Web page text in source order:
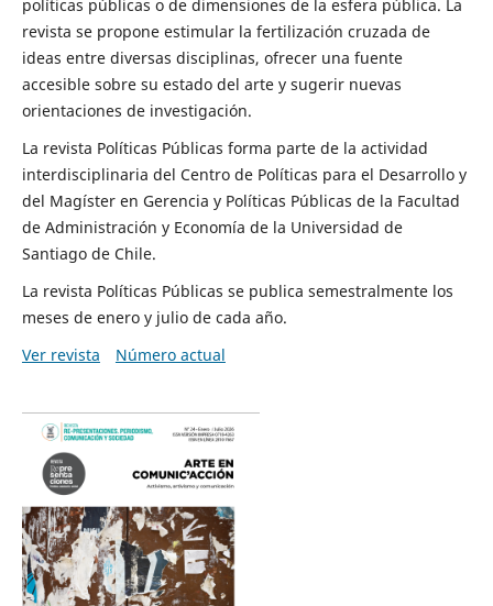
políticas públicas o de dimensiones de la esfera pública. La
revista se propone estimular la fertilización cruzada de
ideas entre diversas disciplinas, ofrecer una fuente
accesible sobre su estado del arte y sugerir nuevas
orientaciones de investigación.
La revista Políticas Públicas forma parte de la actividad
interdisciplinaria del Centro de Políticas para el Desarrollo y
del Magíster en Gerencia y Políticas Públicas de la Facultad
de Administración y Economía de la Universidad de
Santiago de Chile.
La revista Políticas Públicas se publica semestralmente los
meses de enero y julio de cada año.
Ver revista
Número actual